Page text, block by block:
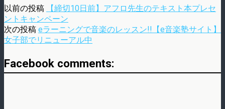
以前の投稿
【締切10日前】アフロ先生のテキスト本プレセ
ントキャンペーン
次の投稿 eラーニングで音楽のレッスン!!【e音楽塾サイト】
女子部でリニューアル中
Facebook comments: